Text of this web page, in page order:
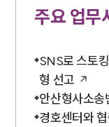
주요 업무
SNS로 스토
형 선고
안산형사소송
경호센터와